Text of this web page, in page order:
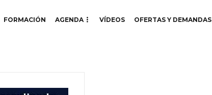
FORMACIÓN AGENDA VÍDEOS OFERTAS Y DEMANDAS